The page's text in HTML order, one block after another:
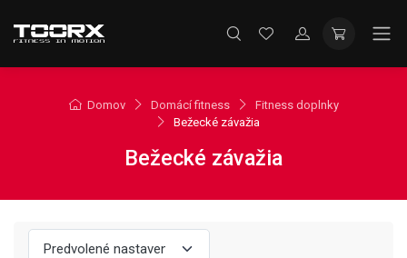
Domov Domácí fitness
Fitness doplnky
Bežecké závažia
Bežecké závažia